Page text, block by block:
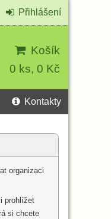
Košík
0 ks, 0 Kč
Přihlášení
Kontakty
organizaci
prohlížet
si chcete